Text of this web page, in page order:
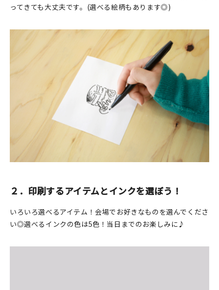
ってきても大丈夫です。(選べる絵柄もあります◎)
２．印刷するアイテムとインクを選ぼう！
いろいろ選べるアイテム！会場でお好きなものを選んでくださ
い◎選べるインクの色は5色！当日までのお楽しみに♪